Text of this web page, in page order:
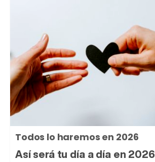
Todos lo haremos en 2026
Así será tu día a día en 2026